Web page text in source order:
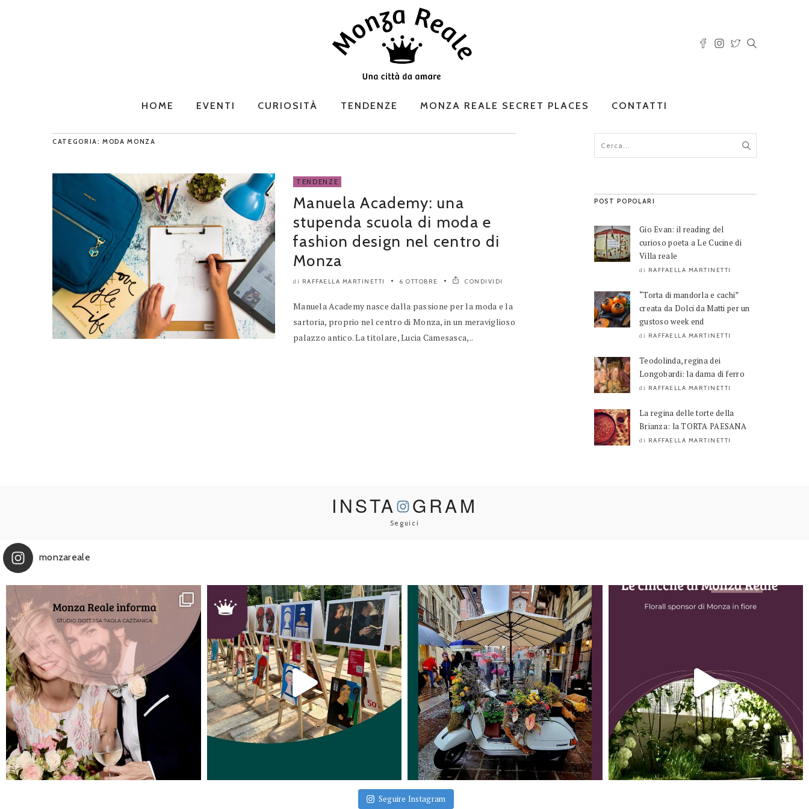
HOME EVENTI CURIOSITÀ TENDENZE MONZA REALE SECRET PLACES CONTATTI
CATEGORIA: MODA MONZA
TENDENZE
Manuela Academy: una
stupenda scuola di moda e
fashion design nel centro di
Monza
di RAFFAELLA MARTINETTI 6 OTTOBRE CONDIVIDI
Manuela Academy nasce dalla passione per la moda e la
sartoria, proprio nel centro di Monza, in un meraviglioso
palazzo antico. La titolare, Lucia Camesasca,..
POST POPOLARI
Gio Evan: il reading del
curioso poeta a Le Cucine di
Villa reale
di RAFFAELLA MARTINETTI
“Torta di mandorla e cachi”
creata da Dolci da Matti per un
gustoso week end
di RAFFAELLA MARTINETTI
Teodolinda, regina dei
Longobardi: la dama di ferro
di RAFFAELLA MARTINETTI
La regina delle torte della
Brianza: la TORTA PAESANA
di RAFFAELLA MARTINETTI
INSTA GRAM
Seguici
monzareale
Seguire Instagram